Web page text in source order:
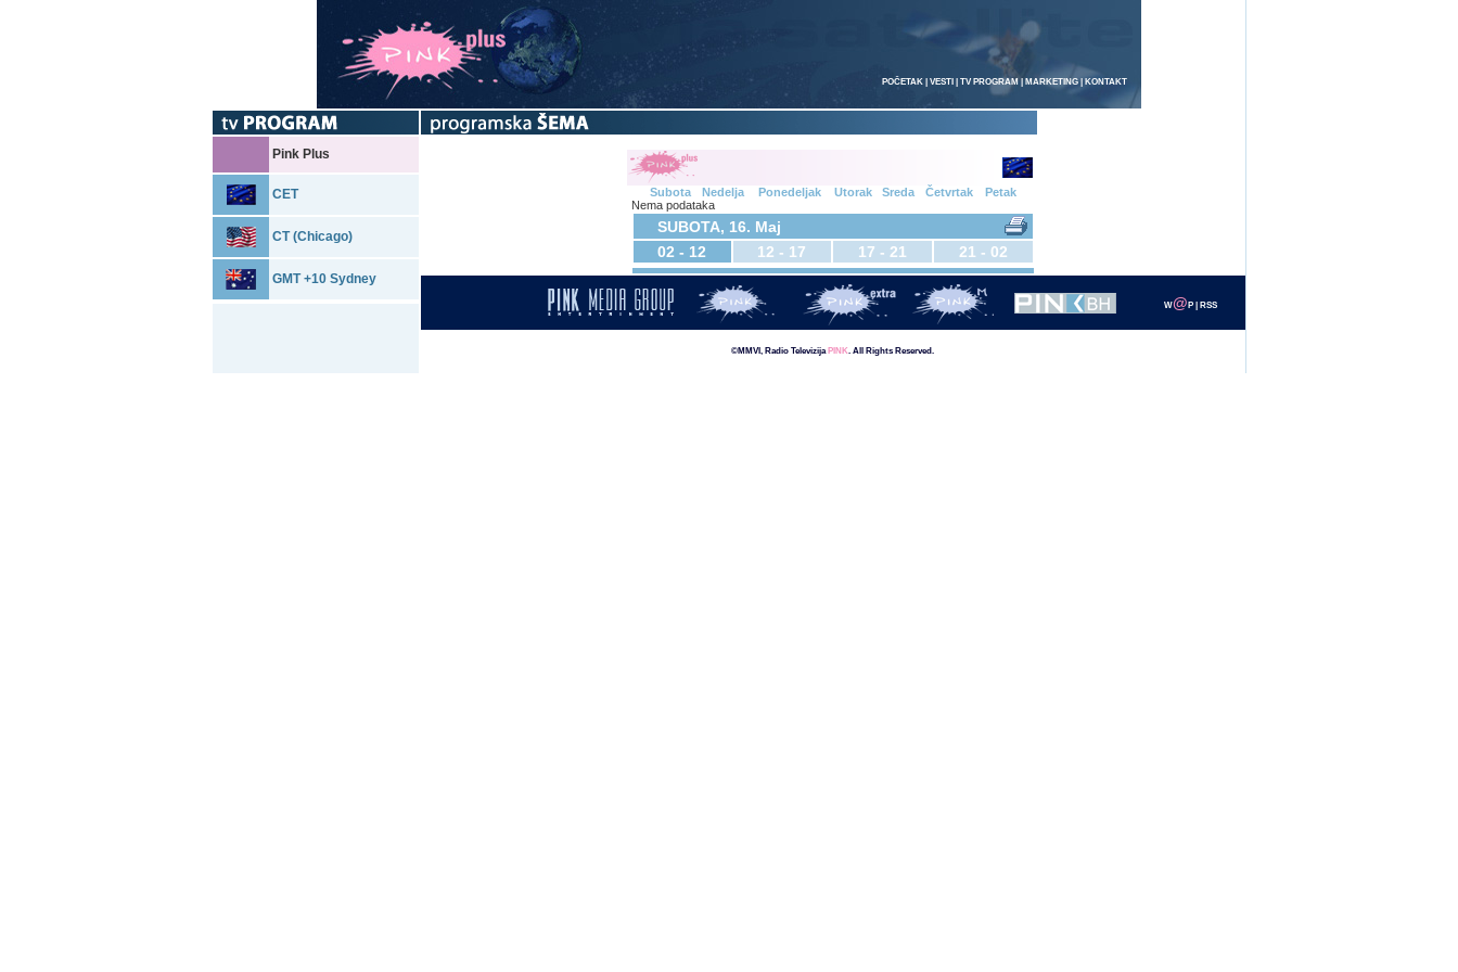
POČETAK| VESTI TV PROGRAM MARKETING| KONTAKT
Pink Plus
CET
CT (Chicago)
GMT +10 Sydney
Subota Nedelja Ponedeljak Utorak Sreda Četvrtak
Petak
Nema podataka
SUBOTA, 16. Maj
02 - 12
12 - 17 17 - 21 21 - 02
W@ P RSS
©MMVI, Radio Televizija PINK. All Rights Reserved.